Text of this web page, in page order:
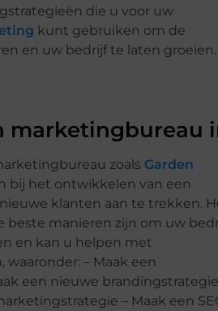
die u voor uw
kunt gebruiken om de
en uw bedrijf te laten groeien.
marketingbureau
zoals Garden
bij het ontwikkelen van een
klanten aan te trekken.
beste manieren zijn om uw
en kan u helpen met
waaronder: – Maak een
een nieuwe
– Maak een